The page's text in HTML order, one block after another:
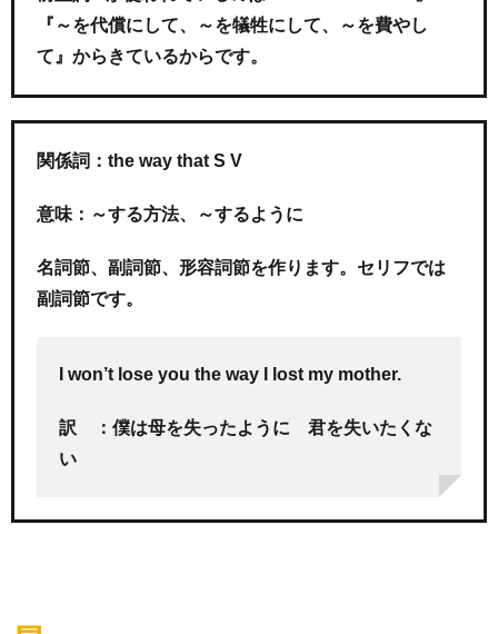
『～を代償にして、～を犠牲にして、～を費やし
て』からきているからです。
関係詞：the way that S V
意味：～する方法、～するように
名詞節、副詞節、形容詞節を作ります。セリフでは
副詞節です。
I won’t lose you the way I lost my mother.
訳 ：僕は母を失ったように 君を失いたくな
い